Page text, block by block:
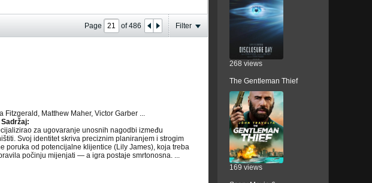
Page of486 Filter
Fitzgerald, Matthew Maher, Victor Garber ...
Sadržaj:
za ugovaranje unosnih nagodbi između
Svoj identitet skriva preciznim planiranjem i strogim
poruka od potencijalne klijentice (Lily James), koja treba
počinju mijenjati — a igra postaje smrtonosna. ...
268 views
The Gentleman Thief
169 views